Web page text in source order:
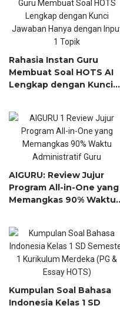
Rahasia Instan Guru
Membuat Soal HOTS AI
Lengkap dengan Kunci
Input 1 Topik!
AIGURU: Review Jujur
Program All-in-One yang
Memangkas 90% Waktu
Kumpulan Soal Bahasa
Indonesia Kelas 1 SD